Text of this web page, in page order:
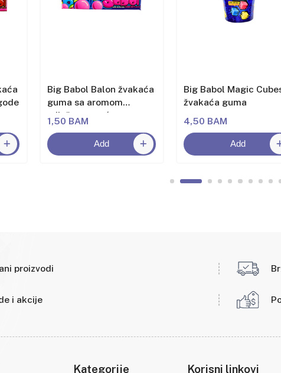
Big Babol Balon žvakaća
guma sa aromom
miješanog voća
1,50 BAM
Add
Big Babol Magic
žvakaća guma
4,50 BAM
Add
proizvodi
i akcije
Kategorije Korisni linkovi